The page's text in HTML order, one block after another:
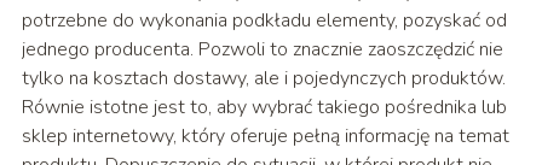
potrzebne do wykonania podkładu elementy, pozyskać od
jednego producenta. Pozwoli to znacznie zaoszczędzić nie
tylko na kosztach dostawy, ale i pojedynczych produktów.
Równie istotne jest to, aby wybrać takiego pośrednika lub
sklep internetowy, który oferuje pełną informację na temat